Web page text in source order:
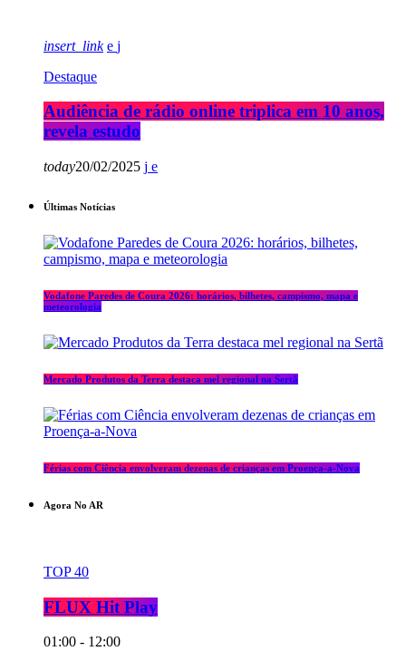
insert_link
Destaque
Audiência de rádio online triplica em 10 anos,
revela estudo
today20/02/2025
Últimas Notícias
Vodafone Paredes de Coura 2026: horários, bilhetes, campismo, mapa e
meteorologia
Mercado Produtos da Terra destaca mel regional na Sertã
Férias com Ciência envolveram dezenas de crianças em Proença-a-Nova
Agora No AR
TOP 40
FLUX Hit Play
01:00 - 12:00